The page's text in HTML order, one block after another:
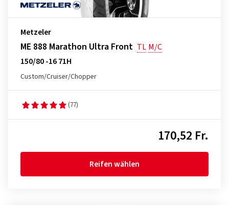
Metzeler
ME 888 Marathon Ultra Front TL M/C
150/80 -16 71H
Custom/Cruiser/Chopper
(77)
170,52 Fr.
Reifen wählen